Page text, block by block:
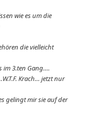
wie es um die
die vielleicht
im 3.ten Gang….
Krach… jetzt nur
gelingt mir sie auf der